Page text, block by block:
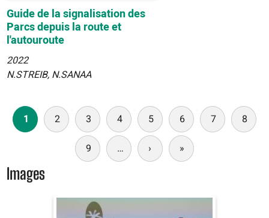
Guide de la signalisation des
Parcs depuis la route et
l'autouroute
2022
N.STREIB, N.SANAA
Pagination
1 2 3 4 5 6 7 8
9 … › Page
suivante
» Dernière
page
Images